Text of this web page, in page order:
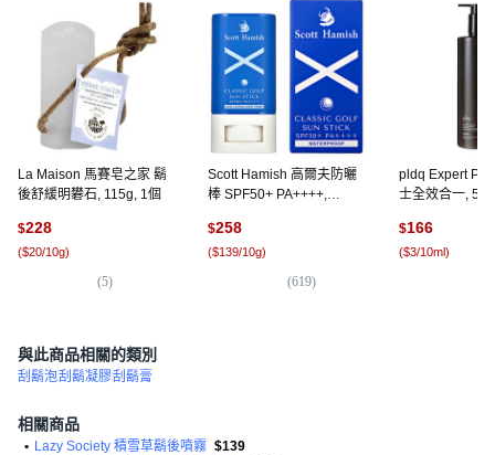
La Maison 馬賽皂之家 鬍
後舒緩明礬石, 115g, 1個
$228
($20/10g)
(5)
Scott Hamish 高爾夫防曬
棒 SPF50+ PA++++,
$258
($139/10g)
(619)
pldq Expert
士全效合一,
$166
($3/10ml)
與此商品相關的類別
刮鬍泡刮鬍凝膠刮鬍膏
相關商品
• Lazy Society 積雪草鬍後噴霧 $139